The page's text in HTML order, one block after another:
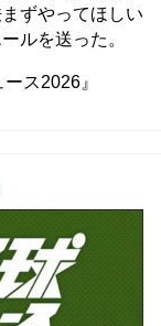
ずやってほしい
ルを送った。
ス2026』